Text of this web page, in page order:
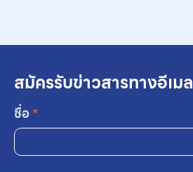
สมัครรับข่าวสารทางอีเมล
ชื่อ*